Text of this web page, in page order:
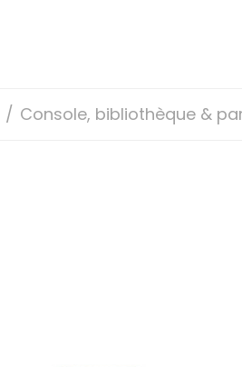
/ Console, bibliothèque &